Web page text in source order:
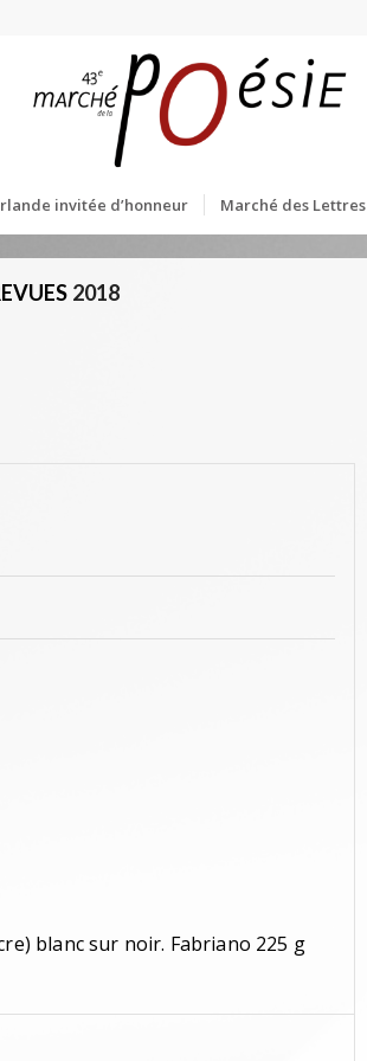
invitée d’honneur Marché des Lettres
2018
blanc sur noir. Fabriano 225 g